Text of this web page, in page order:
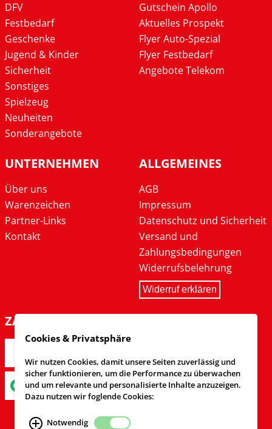
DFV
Festbedarf
Geschenke
Jugend & Kinder
Sicherheit
Sonstiges
Spielzeug
Neuheiten
Sonderangebote
Gutschein Apollo
Aktuelles Prospekt
Flyer Auto-Spezial
Flyer Festbedarf
Angebote Telekom
UNTERNEHMEN
Über uns
Warenzeichen
Partner-Links
Kontakt
ALLGEMEINES
AGB
Impressum
Datenschutz und Sicherheit
Versand und
Zahlungsbedingungen
Widerrufsbelehrung
Widerruf erklären
ZAHLARTEN
Cookies & Privatsphäre
Wir nutzen Cookies, damit unsere Seiten zuverlässig und
sicher funktionieren, um die Performance zu überwachen
und um relevante und personalisierte Inhalte anzuzeigen.
Dazu nutzen wir foglende Cookies:
Notwendig